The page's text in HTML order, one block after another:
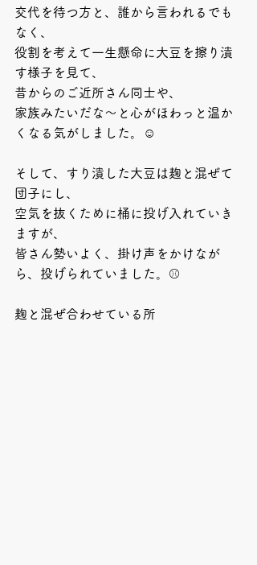
交代を待つ方と、誰から言われるでも
なく、
役割を考えて一生懸命に大豆を擦り潰
す様子を見て、
昔からのご近所さん同士や、
家族みたいだな～と心がほわっと温か
くなる気がしました。☺️
そして、すり潰した大豆は麹と混ぜて
団子にし、
空気を抜くために桶に投げ入れていき
ますが、
皆さん勢いよく、掛け声をかけなが
ら、投げられていました。⚾️
麹と混ぜ合わせている所